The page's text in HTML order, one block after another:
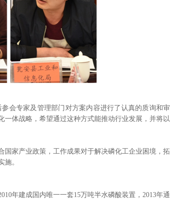
会专家及管理部门对方案内容进行了认真的质询和审
体战略，希望通过这种方式能推动行业发展，并将以
家产业政策，工作成果对于解决磷化工企业困境，拓
施。
年建成国内唯一一套15万吨半水磷酸装置，2013年通